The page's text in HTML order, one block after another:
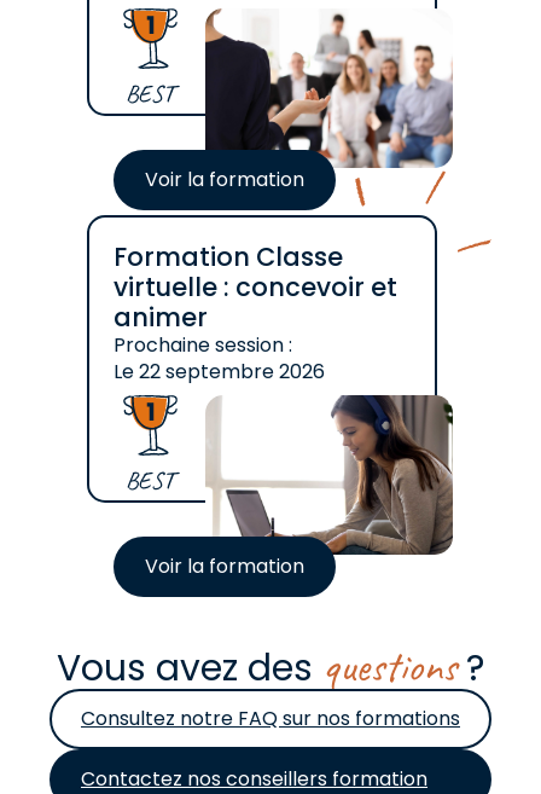
BEST
Voir la formation
Formation Classe
virtuelle : concevoir et
animer
BEST
Prochaine session :
Le22 septembre 2026
Voir la formation
Vous avez des questions?
Consultez notre FAQ sur nos formations
Contactez nos conseillers formation